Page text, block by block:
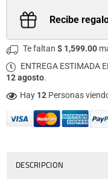
Recibe
Te faltan $ 1,599.00
ENTREGA ESTIMADA
12 agosto.
Hay 12 Personas
DESCRIPCION